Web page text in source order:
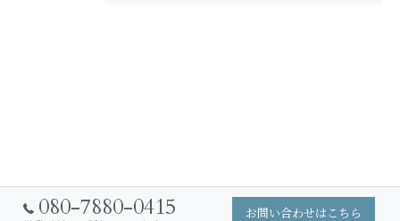
080-7880-0415 お問い合わせはこちら